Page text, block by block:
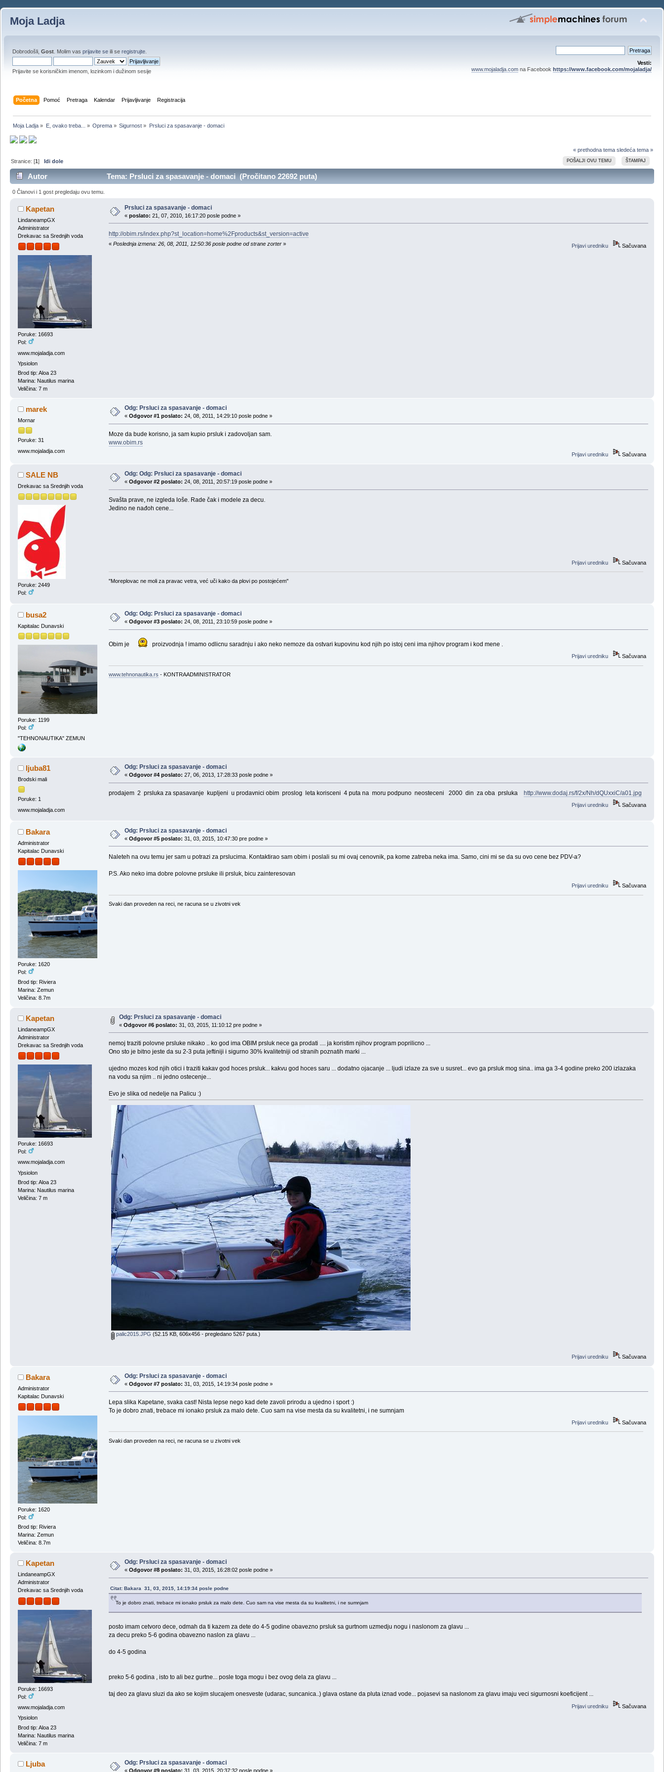
Moja Ladja
Dobrodošli, Gost . Molim vas prijavite se ili se registrujte
Prijavite se korisničkim imenom, lozinkom i dužinom sesije
Vesti:
www.mojaladja.com na Facebook https://www.facebook.com/mojaladja/
Početna Pomoć Pretraga Kalendar Prijavljivanje Registracija
Moja Ladja » E, ovako treba... » Oprema» Sigurnost » Prsluci za spasavanje - domaci
« prethodna tema sledeća tema »
POŠALJI OVU TEMU ŠTAMPAJ
Stranice: [1]Idi dole
Autor Tema: Prsluci za spasavanje - domaci (Pročitano 22692 puta)
0 Članovi i 1 gost pregledaju ovu temu.
Kapetan
LindaneampGX
Administrator
Drekavac sa Srednjih voda
Poruke: 16693
Pol:
www.mojaladja.com
Ypsiolon
Brod tip: Aloa 23
Marina: Nautilus marina
Veličina: 7 m
Prsluci za spasavanje - domaci
« poslato: 21, 07, 2010, 16:17:20 posle podne »
http://obim.rs/index.php?st_location=home%2Fproducts&st_version=active
« Poslednja izmena: 26, 08, 2011, 12:50:36 posle podne od strane zorter» Prijavi uredniku Sačuvana
marek
Mornar
Poruke: 31
www.mojaladja.com
Odg: Prsluci za spasavanje - domaci
« Odgovor #1 poslato: 24, 08, 2011, 14:29:10 posle podne »
Moze da bude korisno, ja sam kupio prsluk i zadovoljan sam.
www.obim.rs
Prijavi uredniku Sačuvana
SALE NB
Drekavac sa Srednjih voda
Poruke: 2449
Pol:
Odg: Odg: Prsluci za spasavanje - domaci
« Odgovor #2 poslato: 24, 08, 2011, 20:57:19 posle podne »
Svašta prave, ne izgleda loše. Rade čak i modele za decu.
Jedino ne nađoh cene...
Prijavi uredniku Sačuvana
"Moreplovac ne moli za pravac vetra, već uči kako da plovi po postojećem"
busa2
Kapitalac Dunavski
Poruke: 1199
Pol:
"TEHNONAUTIKA" ZEMUN
Odg: Odg: Prsluci za spasavanje - domaci
« Odgovor #3 poslato: 24, 08, 2011, 23:10:59 posle podne »
Obim je proizvodnja ! imamo odlicnu saradnju i ako neko nemoze da ostvari kupovinu kod njih po istoj ceni ima njihov program i kod mene .
Prijavi uredniku Sačuvana
www.tehnonautika.rs - KONTRAADMINISTRATOR
ljuba81
Brodski mali
Poruke: 1
www.mojaladja.com
Odg: Prsluci za spasavanje - domaci
« Odgovor #4 poslato: 27, 06, 2013, 17:28:33 posle podne »
prodajem 2 prsluka za spasavanje kupljeni u prodavnici obim proslog leta korisceni 4 puta na moru podpuno neosteceni 2000 din za oba prsluka http://www.dodaj.rs/f/2x/Nh/dQUxxiC/a01.jpg
Prijavi uredniku Sačuvana
Bakara
Administrator
Kapitalac Dunavski
Poruke: 1620
Pol:
Brod tip: Riviera
Marina: Zemun
Veličina: 8.7m
Odg: Prsluci za spasavanje - domaci
« Odgovor #5 poslato: 31, 03, 2015, 10:47:30 pre podne »
Naleteh na ovu temu jer sam u potrazi za prslucima. Kontaktirao sam obim i poslali su mi ovaj cenovnik, pa kome zatreba neka ima. Samo, cini mi se da su ovo cene bez PDV-a?
P.S. Ako neko ima dobre polovne prsluke ili prsluk, bicu zainteresovan
Prijavi uredniku Sačuvana
Svaki dan proveden na reci, ne racuna se u zivotni vek
Kapetan
LindaneampGX
Administrator
Drekavac sa Srednjih voda
Poruke: 16693
Pol:
www.mojaladja.com
Ypsiolon
Brod tip: Aloa 23
Marina: Nautilus marina
Veličina: 7 m
Odg: Prsluci za spasavanje - domaci
« Odgovor #6 poslato: 31, 03, 2015, 11:10:12 pre podne »
nemoj traziti polovne prsluke nikako .. ko god ima OBIM prsluk nece ga prodati .... ja koristim njihov program poprilicno ...
Ono sto je bitno jeste da su 2-3 puta jeftiniji i sigurno 30% kvalitetniji od stranih poznatih marki ...
ujedno mozes kod njih otici i traziti kakav god hoces prsluk... kakvu god hoces saru ... dodatno ojacanje ... ljudi izlaze za sve u susret... evo ga prsluk mog sina.. ima ga 3-4 godine preko 200 izlazaka
na vodu sa njim .. ni jedno ostecenje...
Evo je slika od nedelje na Palicu :)
palic2015.JPG (52.15 KB, 606x456 - pregledano 5267 puta.)
Prijavi uredniku Sačuvana
Bakara
Administrator
Kapitalac Dunavski
Poruke: 1620
Pol:
Brod tip: Riviera
Marina: Zemun
Veličina: 8.7m
Odg: Prsluci za spasavanje - domaci
« Odgovor #7 poslato: 31, 03, 2015, 14:19:34 posle podne »
Lepa slika Kapetane, svaka cast! Nista lepse nego kad dete zavoli prirodu a ujedno i sport :)
To je dobro znati, trebace mi ionako prsluk za malo dete. Cuo sam na vise mesta da su kvalitetni, i ne sumnjam
Prijavi uredniku Sačuvana
Svaki dan proveden na reci, ne racuna se u zivotni vek
Kapetan
LindaneampGX
Administrator
Drekavac sa Srednjih voda
Poruke: 16693
Pol:
www.mojaladja.com
Ypsiolon
Brod tip: Aloa 23
Marina: Nautilus marina
Veličina: 7 m
Odg: Prsluci za spasavanje - domaci
« Odgovor #8 poslato: 31, 03, 2015, 16:28:02 posle podne »
Citat: Bakara 31, 03, 2015, 14:19:34 posle podne
To je dobro znati, trebace mi ionako prsluk za malo dete. Cuo sam na vise mesta da su kvalitetni, i ne sumnjam
posto imam cetvoro dece, odmah da ti kazem za dete do 4-5 godine obavezno prsluk sa gurtnom uzmedju nogu i naslonom za glavu ...
za decu preko 5-6 godina obavezno naslon za glavu ...
do 4-5 godina
preko 5-6 godina , isto to ali bez gurtne... posle toga mogu i bez ovog dela za glavu ...
taj deo za glavu sluzi da ako se kojim slucajem onesveste (udarac, suncanica..) glava ostane da pluta iznad vode... pojasevi sa naslonom za glavu imaju veci sigurnosni koeficijent ...
Prijavi uredniku Sačuvana
Ljuba Odg: Prsluci za spasavanje - domaci
« Odgovor #9 poslato: 31, 03, 2015, 20:37:32 posle podne »